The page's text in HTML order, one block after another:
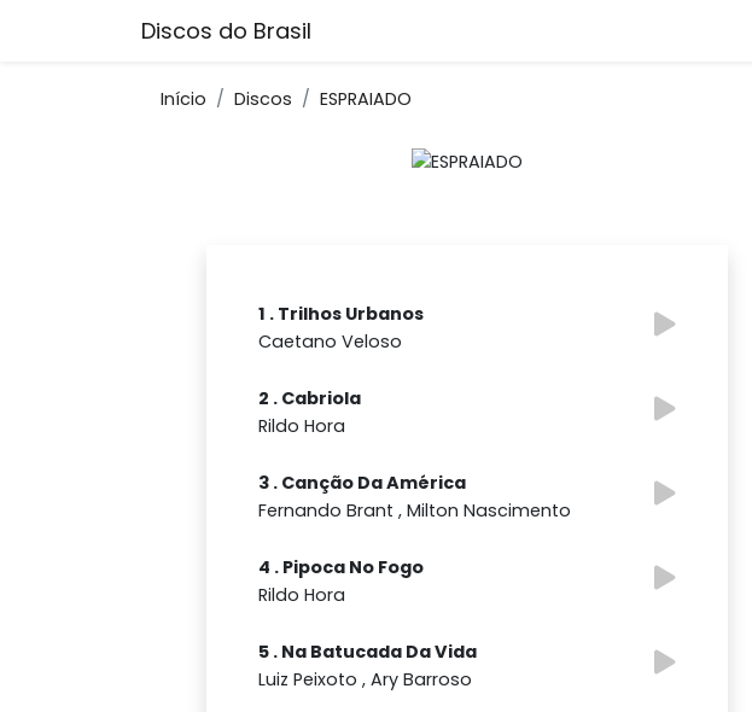
Discos do Brasil
Início Discos ESPRAIADO
1 . Trilhos Urbanos
Caetano Veloso
2 . Cabriola
Rildo Hora
3 . Canção Da América
Fernando Brant , Milton Nascimento
4 . Pipoca No Fogo
Rildo Hora
5 . Na Batucada Da Vida
Luiz Peixoto , Ary Barroso